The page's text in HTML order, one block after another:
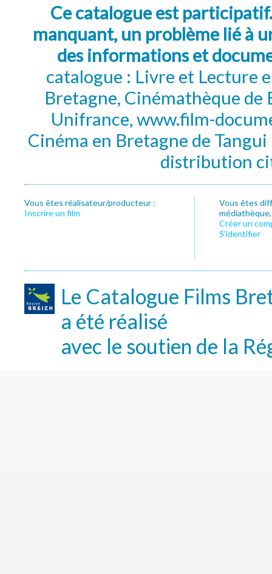
Ce catalogue est
manquant, un problème lié à
des informations et
catalogue : Livre et Lecture
Bretagne, Cinémathèque de
Unifrance, www.film-
Cinéma en Bretagne de
distribution
Vous êtes réalisateur/producteur :
Inscrire un film
Vous êtes
Créer un
S’identifier
Le Catalogue Films
a été réalisé
avec le soutien de la